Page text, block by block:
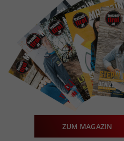
ZUM MAGAZIN